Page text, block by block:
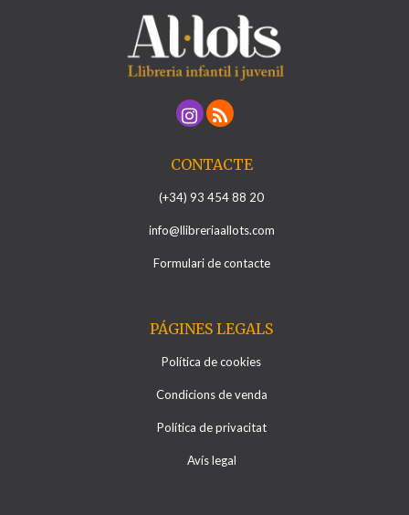
CONTACTE
(+34) 93 454 88 20
info@llibreriaallots.com
Formulari de contacte
PÁGINES LEGALS
Política de cookies
Condicions de venda
Política de privacitat
Avís legal